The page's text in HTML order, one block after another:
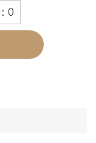
0